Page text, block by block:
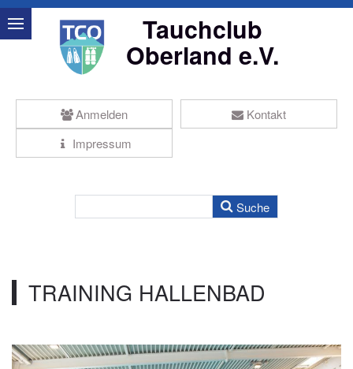
Tauchclub
Oberland e.V.
Anmelden
Kontakt
Impressum
TRAINING HALLENBAD